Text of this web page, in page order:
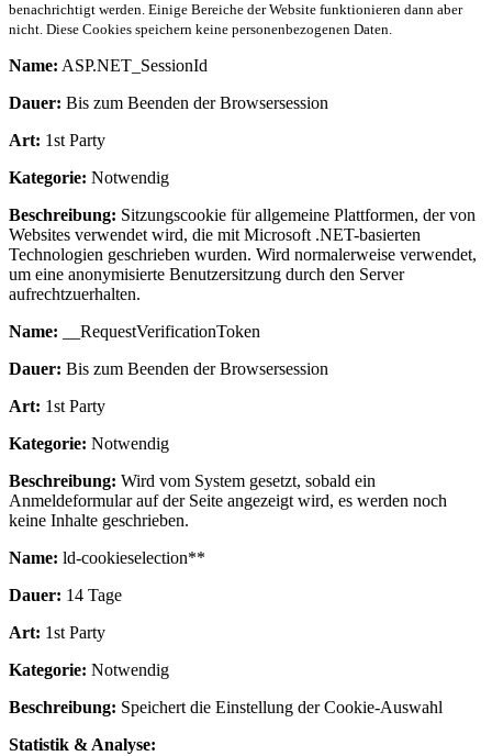
benachrichtigt werden. Einige Bereiche der Website funktionieren dann aber
nicht. Diese Cookies speichern keine personenbezogenen Daten.
Name: ASP.NET_SessionId
Dauer: Bis zum Beenden der Browsersession
Art: 1st Party
Kategorie: Notwendig
Beschreibung: Sitzungscookie für allgemeine Plattformen, der von
Websites verwendet wird, die mit Microsoft .NET-basierten
Technologien geschrieben wurden. Wird normalerweise verwendet,
um eine anonymisierte Benutzersitzung durch den Server
aufrechtzuerhalten.
Name: __RequestVerificationToken
Dauer: Bis zum Beenden der Browsersession
Art: 1st Party
Kategorie: Notwendig
Beschreibung: Wird vom System gesetzt, sobald ein
Anmeldeformular auf der Seite angezeigt wird, es werden noch
keine Inhalte geschrieben.
Name: ld-cookieselection**
Dauer: 14 Tage
Art: 1st Party
Kategorie: Notwendig
Beschreibung: Speichert die Einstellung der Cookie-Auswahl
Statistik & Analyse: